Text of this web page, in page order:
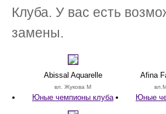
Клуба. У вас есть
замены.
Abissal Aquarelle
вл. Жукова М
Юные чемпионы клуба
Afina
Юные